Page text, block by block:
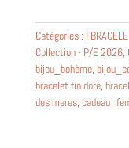
doré
~
Aloha
~
Catégories : |
Collection - P/E 2026,
bijou_bohème,
bracelet fin doré,
des meres,